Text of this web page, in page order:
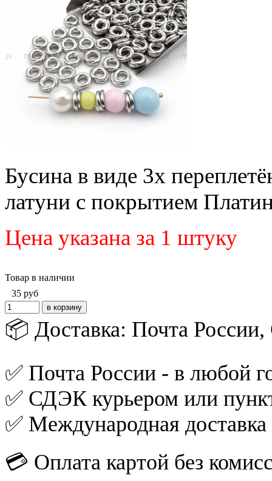
Бусина в виде 3х
латуни с покрытием
Цена указана за 1 штуку
Товар в наличии
35 руб
📦 Доставка: Почта
✅ Почта России - в любой
✅ СДЭК курьером или
✅ Международная
💳 Оплата картой без